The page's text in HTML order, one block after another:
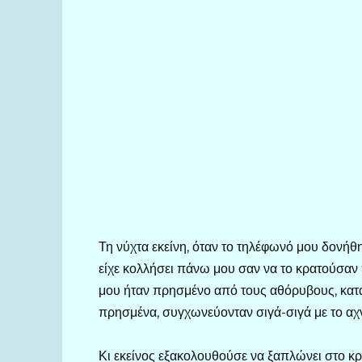
Τη νύχτα εκείνη, όταν το τηλέφωνό μου
είχε κολλήσει πάνω μου σαν να το
μου ήταν πρησμένο από τους αθόρυβους,
πρησμένα, συγχωνεύονταν σιγά-σιγά με το
Κι εκείνος εξακολουθούσε να ξαπλώνει στο